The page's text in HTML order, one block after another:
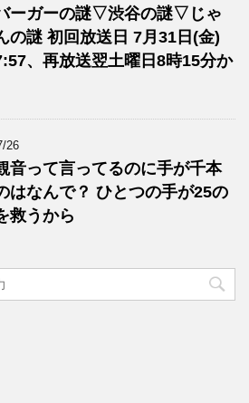
ーガーの謎▽渋谷の謎▽じゃ
の謎 初回放送日 7月31日(金)
、再放送翌土曜日8時15分か
26
音って言ってるのに手が千本
はなんで？ ひとつの手が25の
救うから